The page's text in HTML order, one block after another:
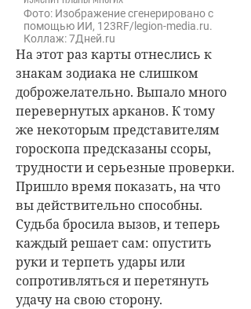
Фото: Изображение сгенерировано с
помощью ИИ, 123RF/legion-media.ru.
Коллаж: 7Дней.ru
На этот раз карты отнеслись к
знакам зодиака не слишком
доброжелательно. Выпало много
перевернутых арканов. К тому
же некоторым представителям
гороскопа предсказаны ссоры,
трудности и серьезные проверки.
Пришло время показать, на что
вы действительно способны.
Судьба бросила вызов, и теперь
каждый решает сам: опустить
руки и терпеть удары или
сопротивляться и перетянуть
удачу на свою сторону.